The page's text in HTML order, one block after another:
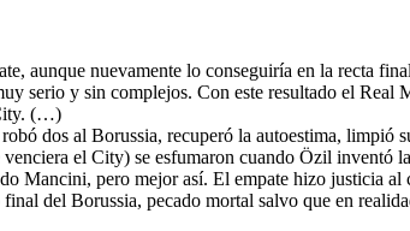
aunque nuevamente lo conseguiría en la recta
serio y sin complejos. Con este resultado el Real
(…)
dos al Borussia, recuperó la autoestima, limpió
el City) se esfumaron cuando Özil inventó
Mancini, pero mejor así. El empate hizo justicia
del Borussia, pecado mortal salvo que en